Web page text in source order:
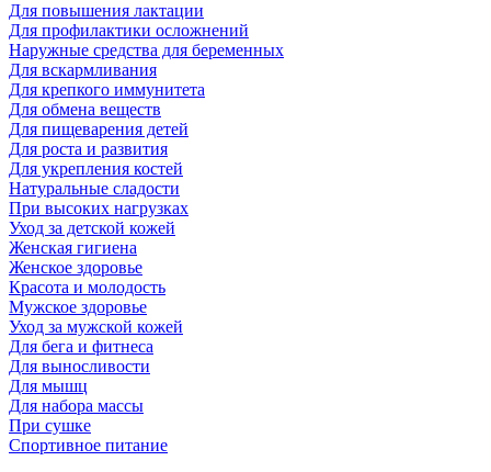
Для повышения лактации
Для профилактики осложнений
Наружные средства для беременных
Для вскармливания
Для крепкого иммунитета
Для обмена веществ
Для пищеварения детей
Для роста и развития
Для укрепления костей
Натуральные сладости
При высоких нагрузках
Уход за детской кожей
Женская гигиена
Женское здоровье
Красота и молодость
Мужское здоровье
Уход за мужской кожей
Для бега и фитнеса
Для выносливости
Для мышц
Для набора массы
При сушке
Спортивное питание